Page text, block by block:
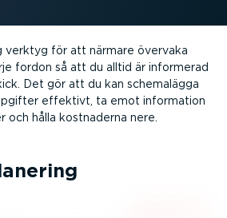
för att närmare övervaka
fordon så att du alltid är informerad
Det gör att du kan schemalägga
effektivt, ta emot information
och hålla kostnaderna nere.